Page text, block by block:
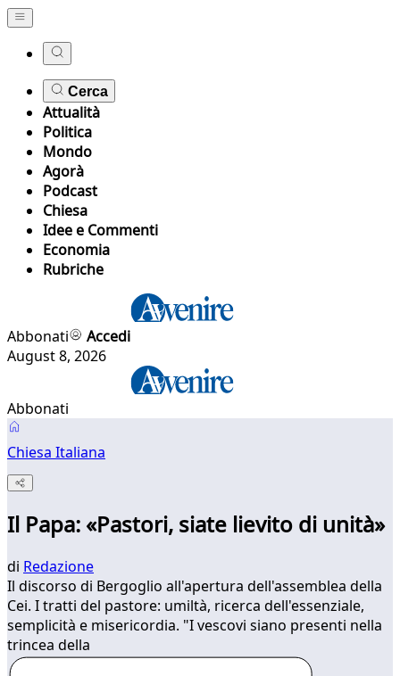
Cerca
Attualità
Politica
Mondo
Agorà
Podcast
Chiesa
Idee e Commenti
Economia
Rubriche
Abbonati
Accedi
August 8, 2026
Abbonati
Chiesa Italiana
Il Papa: «Pastori, siate lievito di unità»
di Redazione
Il discorso di Bergoglio all'apertura dell'assemblea della
Cei. I tratti del pastore: umiltà, ricerca dell'essenziale,
semplicità e misericordia. "I vescovi siano presenti nella
trincea della